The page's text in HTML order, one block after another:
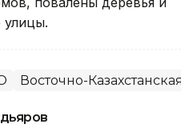
улицы.
Восточно-Казахстанская